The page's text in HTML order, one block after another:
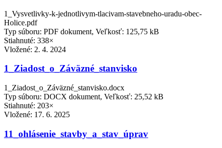
1_Vysvetlivky-k-jednotlivym-tlacivam-stavebneho-uradu-obec-
Holice.pdf
Typ súboru: PDF dokument, Veľkosť: 125,75 kB
Stiahnuté: 338×
Vložené: 2. 4. 2024
1_Ziadost_o_Záväzné_stanvisko
1_Ziadost_o_Záväzné_stanvisko.docx
Typ súboru: DOCX dokument, Veľkosť: 25,52 kB
Stiahnuté: 203×
Vložené: 17. 6. 2025
11_ohlásenie_stavby_a_stav_úprav